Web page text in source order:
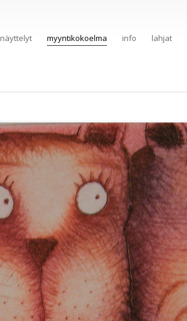
näyttelyt myyntikokoelma info lahjat